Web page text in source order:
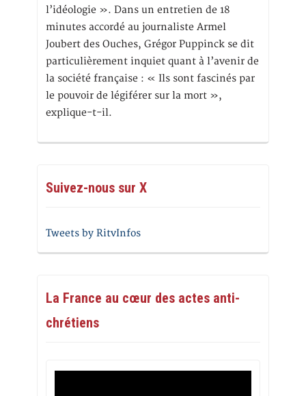
l’idéologie ». Dans un entretien de 18
minutes accordé au journaliste Armel
Joubert des Ouches, Grégor Puppinck se dit
particulièrement inquiet quant à l’avenir de
la société française : « Ils sont fascinés par
le pouvoir de légiférer sur la mort »,
explique-t-il.
Suivez-nous sur X
Tweets by RitvInfos
La France au cœur des actes anti-
chrétiens